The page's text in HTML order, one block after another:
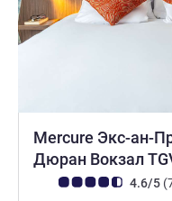
Mercure Экс-ан-
Дюран Вокзал
Примечание: отзывы
4.6/5